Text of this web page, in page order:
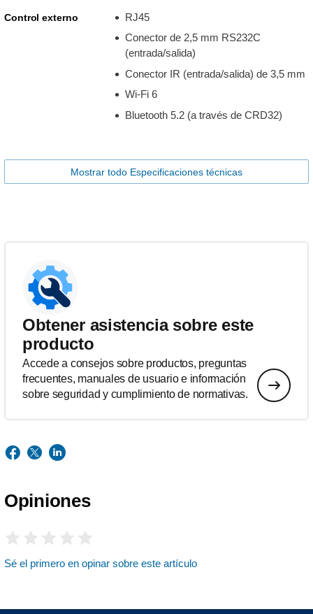
Control externo
RJ45
Conector de 2,5 mm RS232C
(entrada/salida)
Conector IR (entrada/salida) de 3,5 mm
Wi-Fi 6
Bluetooth 5.2 (a través de CRD32)
Mostrar todo Especificaciones técnicas
Obtener asistencia sobre este
producto
Accede a consejos sobre productos, preguntas
frecuentes, manuales de usuario e información
sobre seguridad y cumplimiento de normativas.
Opiniones
Sé el primero en opinar sobre este artículo